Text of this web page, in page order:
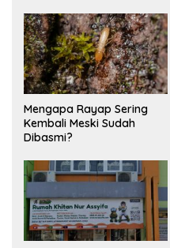
Mengapa Rayap Sering
Kembali Meski Sudah
Dibasmi?